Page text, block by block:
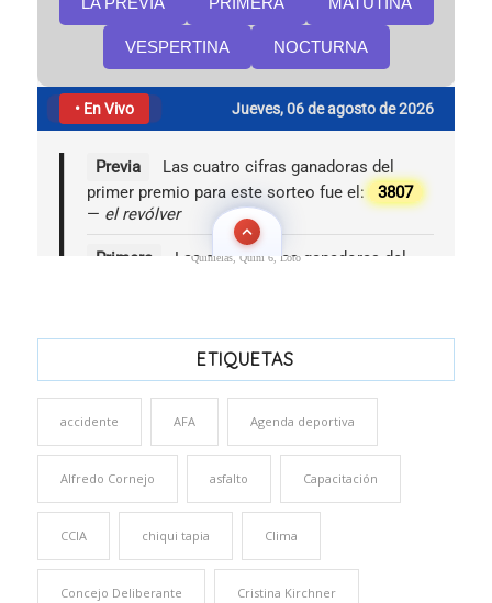
Quinielas, Quini 6, Loto
ETIQUETAS
accidente AFA Agenda deportiva
Alfredo Cornejo asfalto Capacitación
CCIA chiqui tapia Clima
Concejo Deliberante Cristina Kirchner